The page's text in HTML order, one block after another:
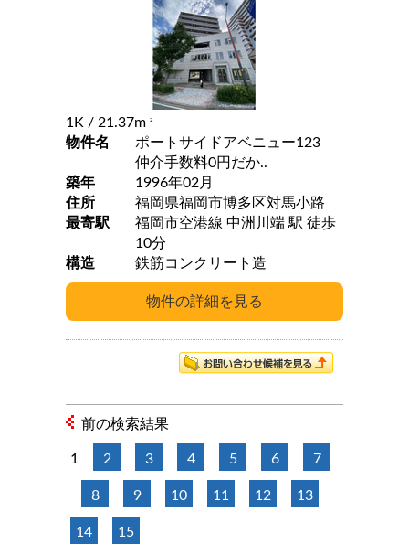
1K / 21.37m 2
物件名
ポートサイドアベニュー123
仲介手数料0円だか..
築年
1996年02月
住所
福岡県福岡市博多区対馬小路
最寄駅
福岡市空港線 中洲川端 駅 徒歩
10分
構造
鉄筋コンクリート造
前の検索結果
1 2 3 4 5 6 7
8 9 10 11 12 13
14 15